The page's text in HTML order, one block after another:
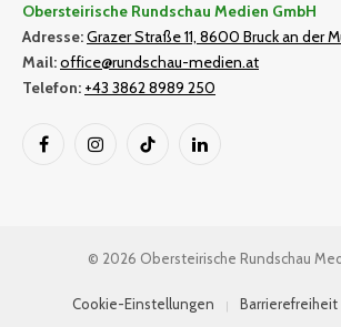
Obersteirische Rundschau Medien GmbH
Adresse:Grazer Straße 11, 8600 Bruck an der
Mail:office@rundschau-medien.at
Telefon: +43 3862 8989 250
FacebookInstagramTikTok LinkedIn
© 2026 Obersteirische Rundschau
Cookie-Einstellungen Barrierefreiheit